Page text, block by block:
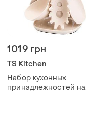
1019 грн
TS Kitchen
Набор кухонных
принадлежностей на